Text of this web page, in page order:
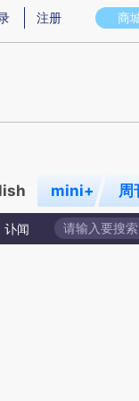
图存在偏差。不代表财
商
注册
mini+ 周
讣闻